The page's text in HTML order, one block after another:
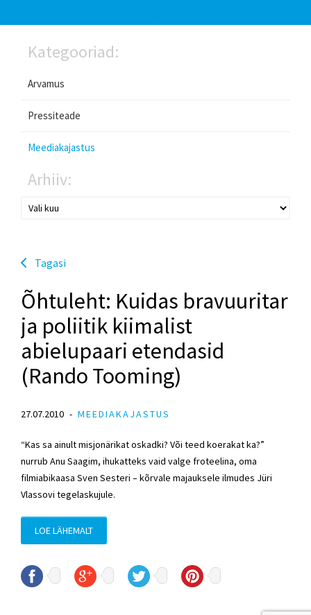
Kategooriad:
Arvamus
Pressiteade
Meediakajastus
Arhiiv:
Tagasi
Õhtuleht: Kuidas bravuuritar
ja poliitik kiimalist
abielupaari etendasid
(Rando Tooming)
27.07.2010 MEEDIAKAJASTUS
“Kas sa ainult misjonärikat oskadki? Või teed koerakat ka?”
nurrub Anu Saagim, ihukatteks vaid valge froteelina, oma
filmiabikaasa Sven Sesteri – kõrvale majauksele ilmudes Jüri
Vlassovi tegelaskujule.
LOE LÄHEMALT